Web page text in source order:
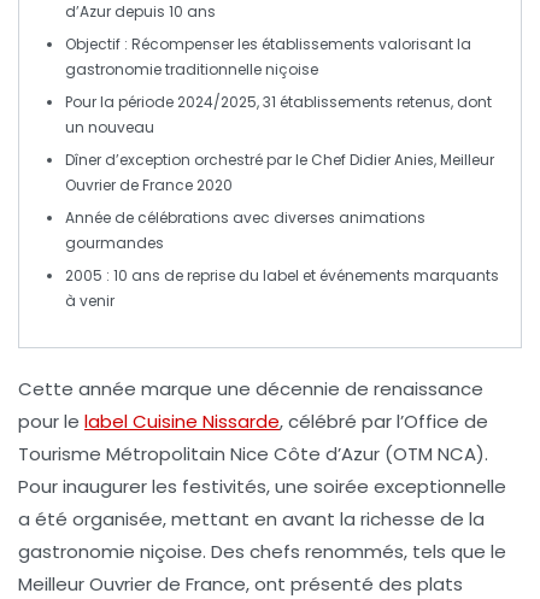
d’Azur depuis 10 ans
Objectif : Récompenser les établissements valorisant la
gastronomie traditionnelle niçoise
Pour la période2024/2025,31 établissements retenus, dont
un nouveau
Dîner d’exception orchestré par le Chef Didier Anies,Meilleur
Ouvrier de France 2020
Année de célébrations avec diverses animations
gourmandes
2005 : 10 ans de reprise du label et événements marquants
à venir
Cette année marque une décennie de renaissance
pour le label Cuisine Nissarde, célébré par l’Office de
Tourisme Métropolitain Nice Côte d’Azur (OTM NCA).
Pour inaugurer les festivités, une soirée exceptionnelle
a été organisée, mettant en avant la richesse de la
gastronomie niçoise. Des chefs renommés, tels que le
Meilleur Ouvrier de France, ont présenté des plats